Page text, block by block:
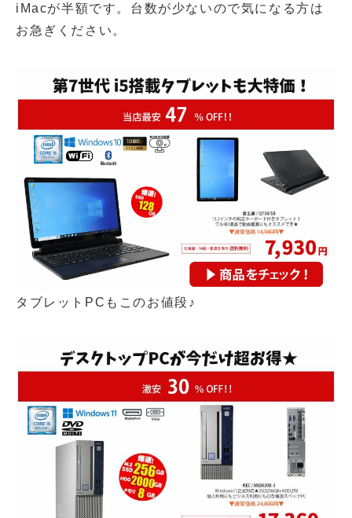
iMacが半額です。台数が少ないので気になる方は
お急ぎください。
タブレットPCもこのお値段♪